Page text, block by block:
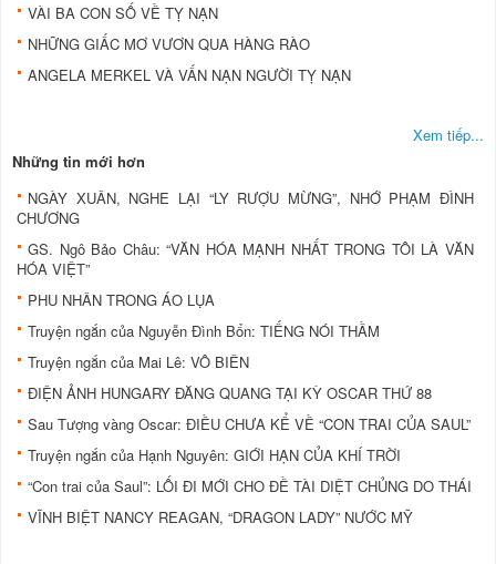
VÀI BA CON SỐ VỀ TỴ NẠN
NHỮNG GIẤC MƠ VƯƠN QUA HÀNG RÀO
ANGELA MERKEL VÀ VẤN NẠN NGƯỜI TỴ NẠN
Xem tiếp...
Những tin mới hơn
NGÀY XUÂN, NGHE LẠI “LY RƯỢU MỪNG”, NHỚ PHẠM ĐÌNH
CHƯƠNG
GS. Ngô Bảo Châu: “VĂN HÓA MẠNH NHẤT TRONG TÔI LÀ VĂN
HÓA VIỆT”
PHU NHÂN TRONG ÁO LỤA
Truyện ngắn của Nguyễn Đình Bổn: TIẾNG NÓI THẦM
Truyện ngắn của Mai Lê: VÔ BIÊN
ĐIỆN ẢNH HUNGARY ĐĂNG QUANG TẠI KỲ OSCAR THỨ 88
Sau Tượng vàng Oscar: ĐIỀU CHƯA KỂ VỀ “CON TRAI CỦA SAUL”
Truyện ngắn của Hạnh Nguyên: GIỚI HẠN CỦA KHÍ TRỜI
“Con trai của Saul”: LỐI ĐI MỚI CHO ĐỀ TÀI DIỆT CHỦNG DO THÁI
VĨNH BIỆT NANCY REAGAN, “DRAGON LADY” NƯỚC MỸ